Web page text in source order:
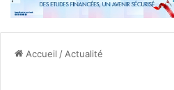
Accueil / Actualité